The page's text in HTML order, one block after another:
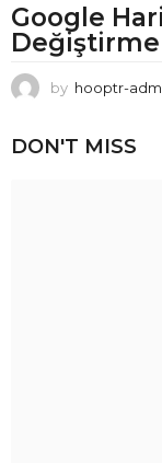
Google
by hooptr-
DON'T MISS